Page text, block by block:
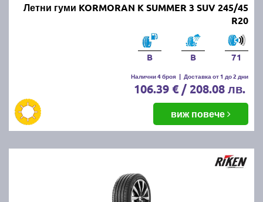
Летни гуми KORMORAN K SUMMER 3 SUV 245/45
R20
B B 71
Налични 4 броя | Доставка от 1 до 2 дни
106.39 € / 208.08 лв.
виж повече